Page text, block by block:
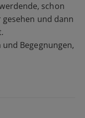
schon
und dann
Begegnungen,